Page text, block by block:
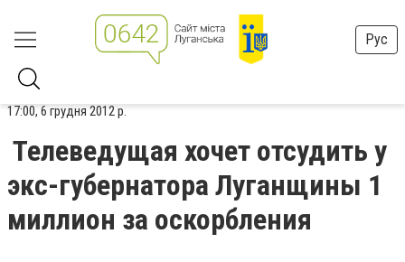
Рус
17:00, 6 грудня 2012 р.
Телеведущая хочет отсудить у
экс-губернатора Луганщины 1
миллион за оскорбления